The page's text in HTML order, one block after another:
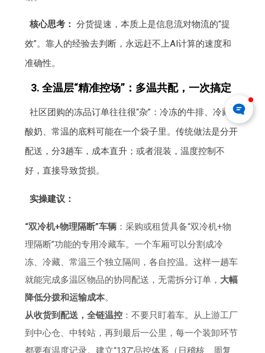
核心思考： 分货提速，本质上是信息流对物流的“提
效”。靠人的经验去判断，永远赶不上AI计算的速度和
准确性。
3. 全温层“精准控场”：多温共配，一次搞定
社区团购的冻品订单往往很“杂”：冷冻的牛排、冷藏的
酸奶、常温的底料可能在一个袋子里。传统做法是分开
配送，分3趟车，成本直升；或者混装，温度控制不
好，直接导致货损。
实操建议：
“双冷机+物理隔断”车辆 ：采购或租赁具备“双冷机+物
理隔断”功能的专用冷藏车。一个车厢可以分割成冷
冻、冷藏、常温三个独立隔间，各自控温。这样一趟车
就能完成多温区物品的协同配送，无需拆分订单， 大幅
降低分拨和运输成本。
从收货到配送，全链温控 ：不要只盯着车。从上游工厂
到中心仓、中转站，再到最后一公里，每一个装卸环节
都要有温度记录。建立“137”品控体系（日稽核、周复